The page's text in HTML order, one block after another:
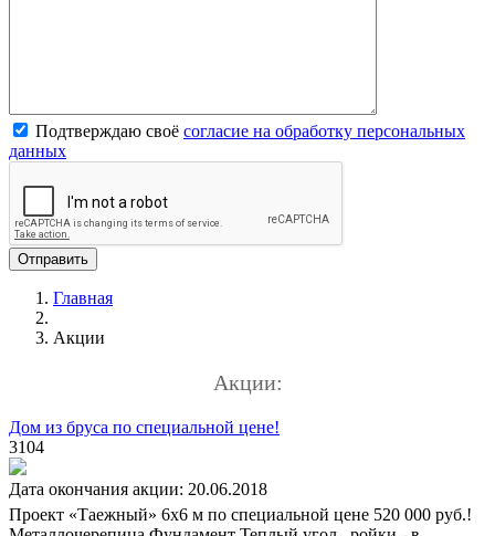
Подтверждаю своё согласие на обработку персональных
данных
Главная
Акции
Акции:
Дом из бруса по специальной цене!
3104
Дата окончания акции: 20.06.2018
Проект «Таежный» 6х6 м по специальной цене 520 000 руб.!